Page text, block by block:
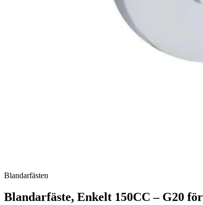
Blandarfästen
Blandarfäste, Enkelt 150CC – G20